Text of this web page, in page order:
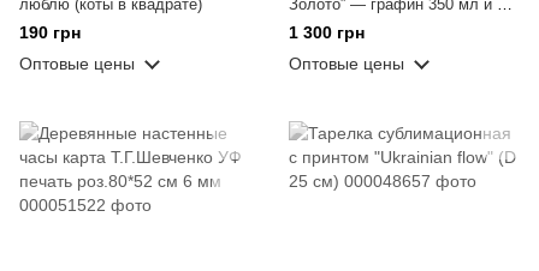
люблю (коты в квадрате)
190 грн
Оптовые цены
Золото” — графин 350 мл и 6
стопок 55 мл в коробке
1 300 грн
Оптовые цены